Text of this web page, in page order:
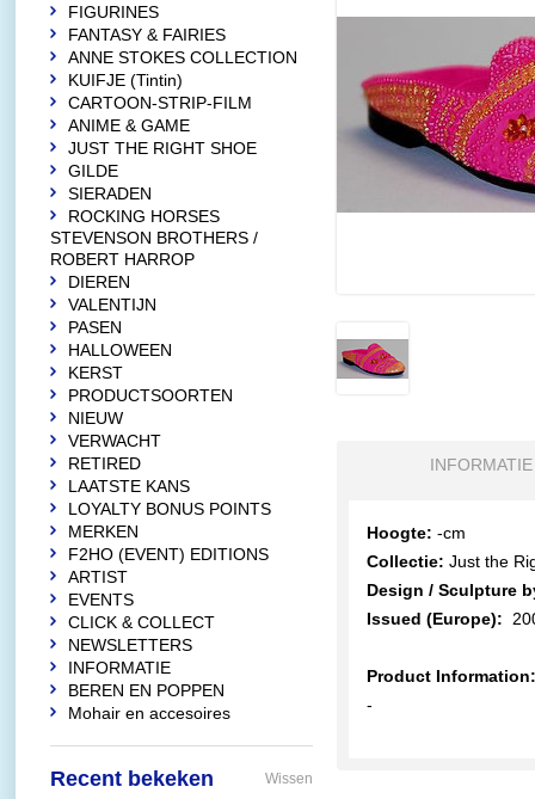
INFORMATIE
Hoogte: -cm
Collectie: Just the
Design / Sculpture
Issued (Europe):
Product Information:
-
FIGURINES
FANTASY & FAIRIES
ANNE STOKES COLLECTION
KUIFJE (Tintin)
CARTOON-STRIP-FILM
ANIME & GAME
JUST THE RIGHT SHOE
GILDE
SIERADEN
ROCKING HORSES
STEVENSON BROTHERS /
ROBERT HARROP
DIEREN
VALENTIJN
PASEN
HALLOWEEN
KERST
PRODUCTSOORTEN
NIEUW
VERWACHT
RETIRED
LAATSTE KANS
LOYALTY BONUS POINTS
MERKEN
F2HO (EVENT) EDITIONS
ARTIST
EVENTS
CLICK & COLLECT
NEWSLETTERS
INFORMATIE
BEREN EN POPPEN
Mohair en accesoires
Recent bekeken Wissen